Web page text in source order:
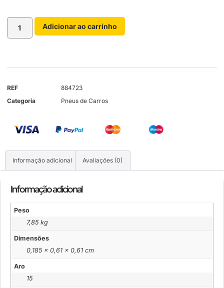
Adicionar ao carrinho
REF
884723
Categoria
Pneus de Carros
Informação adicional Avaliações (0)
Informação adicional
Peso
7,85 kg
Dimensões
0,185 × 0,61 × 0,61 cm
Aro
15